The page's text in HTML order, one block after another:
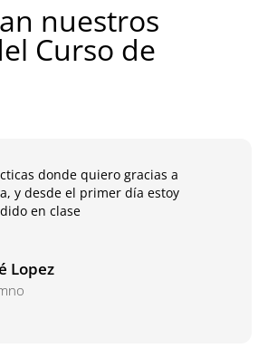
nuestros
Curso de
donde quiero gracias a
y desde el primer día estoy
en clase
Lopez